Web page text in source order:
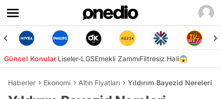
Güncel KonularLiseler-LGSEmekli ZammıFiltresiz Hali😱
Haberler Ekonomi Altın Fiyatları Yıldırım Bayezid Nereleri